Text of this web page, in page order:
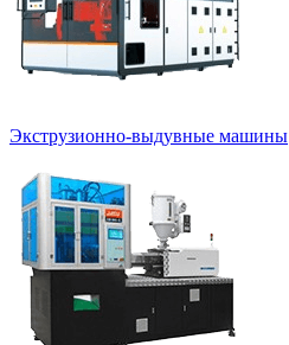
Экструзионно-выдувные машины